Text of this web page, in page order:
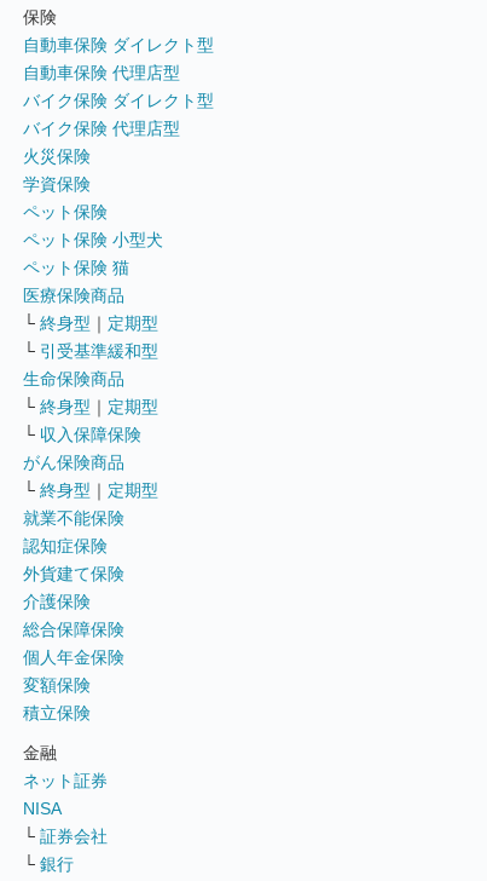
保険
自動車保険 ダイレクト型
自動車保険 代理店型
バイク保険 ダイレクト型
バイク保険 代理店型
火災保険
学資保険
ペット保険
ペット保険 小型犬
ペット保険 猫
医療保険商品
└ 終身型 ｜ 定期型
└ 引受基準緩和型
生命保険商品
└ 終身型 ｜ 定期型
└ 収入保障保険
がん保険商品
└ 終身型 ｜ 定期型
就業不能保険
認知症保険
外貨建て保険
介護保険
総合保障保険
個人年金保険
変額保険
積立保険
金融
ネット証券
NISA
└ 証券会社
└ 銀行